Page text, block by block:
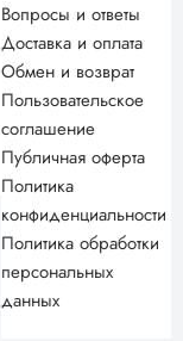
Вопросы и ответы
Доставка и оплата
Обмен и возврат
Пользовательское
соглашение
Публичная оферта
Политика
конфиденциальности
Политика обработки
персональных
данных